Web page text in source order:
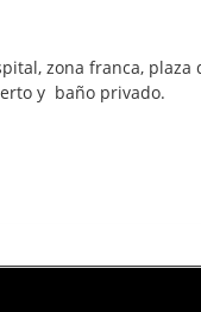
zona franca, plaza
y baño privado.